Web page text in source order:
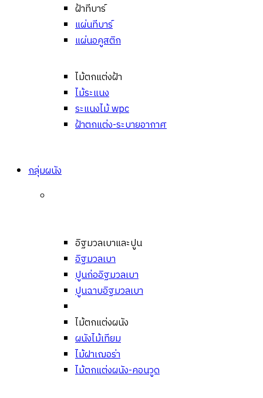
ฝ้าทีบาร์
แผ่นทีบาร์
แผ่นอคูสติก
ไม้ตกแต่งฝ้า
ไม้ระแนง
ระแนงไม้ wpc
ฝ้าตกแต่ง-ระบายอากาศ
กลุ่มผนัง
อิฐมวลเบาและปูน
อิฐมวลเบา
ปูนก่ออิฐมวลเบา
ปูนฉาบอิฐมวลเบา
ไม้ตกแต่งผนัง
ผนังไม้เทียม
ไม้ฝาเฌอร่า
ไม้ตกแต่งผนัง-คอนวูด